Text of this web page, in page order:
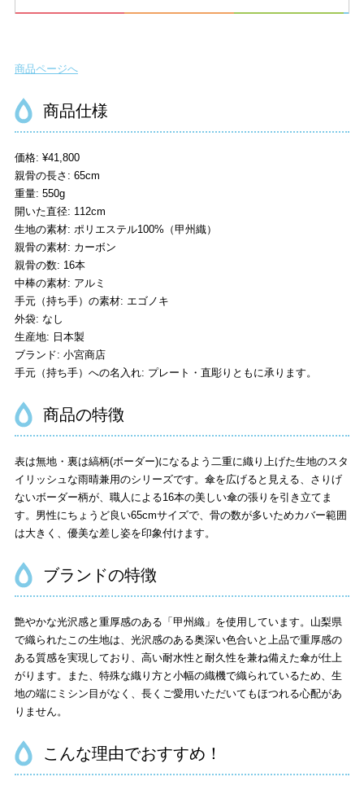
商品ページへ
商品仕様
価格: ¥41,800
親骨の長さ: 65cm
重量: 550g
開いた直径: 112cm
生地の素材: ポリエステル100%（甲州織）
親骨の素材: カーボン
親骨の数: 16本
中棒の素材: アルミ
手元（持ち手）の素材: エゴノキ
外袋: なし
生産地: 日本製
ブランド: 小宮商店
手元（持ち手）への名入れ: プレート・直彫りともに承ります。
商品の特徴
表は無地・裏は縞柄(ボーダー)になるよう二重に織り上げた生地のスタ
イリッシュな雨晴兼用のシリーズです。傘を広げると見える、さりげ
ないボーダー柄が、職人による16本の美しい傘の張りを引き立てま
す。男性にちょうど良い65cmサイズで、骨の数が多いためカバー範囲
は大きく、優美な差し姿を印象付けます。
ブランドの特徴
艶やかな光沢感と重厚感のある「甲州織」を使用しています。山梨県
で織られたこの生地は、光沢感のある奥深い色合いと上品で重厚感の
ある質感を実現しており、高い耐水性と耐久性を兼ね備えた傘が仕上
がります。また、特殊な織り方と小幅の織機で織られているため、生
地の端にミシン目がなく、長くご愛用いただいてもほつれる心配があ
りません。
こんな理由でおすすめ！